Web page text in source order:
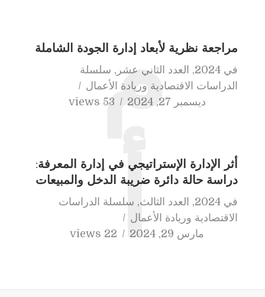
مراجعة نظرية لأبعاد إدارة الجودة الشاملة
في 2024
, العدد الثاني عشر , سلسلة
الدراسات الاقتصادية وريادة الأعمال
ديسمبر 27, 2024
53 views
م
أثر الإدارة الإستراتيجي في إدارة المعرفة:
دراسة حالة دائرة ضريبة الدخل والمبيعات
في 2024
, العدد الثالث, سلسلة الدراسات
الاقتصادية وريادة الأعمال
مارس 29, 2024
22 viewsأ